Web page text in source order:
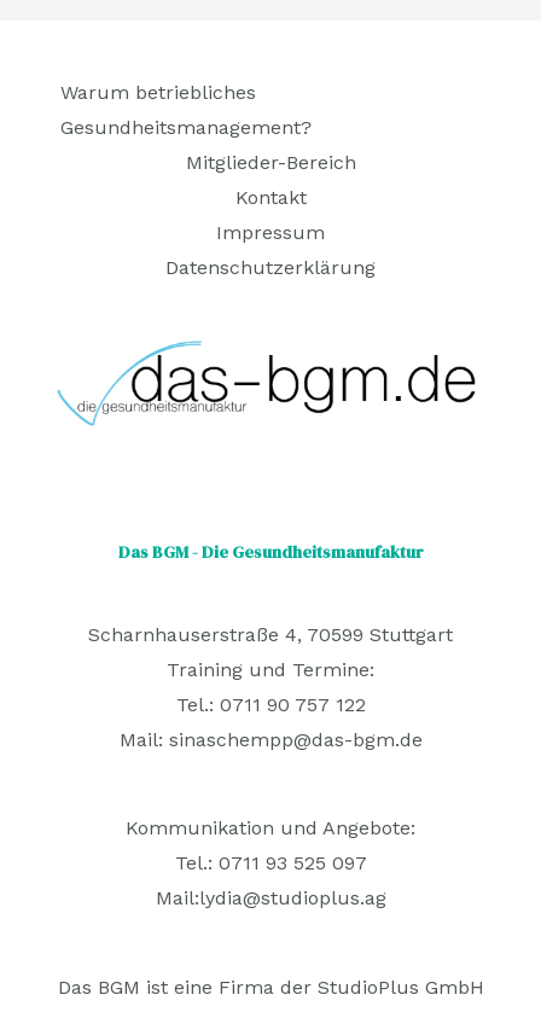
Warum betriebliches
Gesundheitsmanagement?
Mitglieder-Bereich
Kontakt
Impressum
Datenschutzerklärung
Das BGM - Die Gesundheitsmanufaktur
Scharnhauserstraße 4, 70599 Stuttgart
Training und Termine:
Tel.: 0711 90 757 122
Mail: sinaschempp@das-bgm.de
Kommunikation und Angebote:
Tel.: 0711 93 525 097
Mail:lydia@studioplus.ag
Das BGM ist eine Firma der StudioPlus GmbH